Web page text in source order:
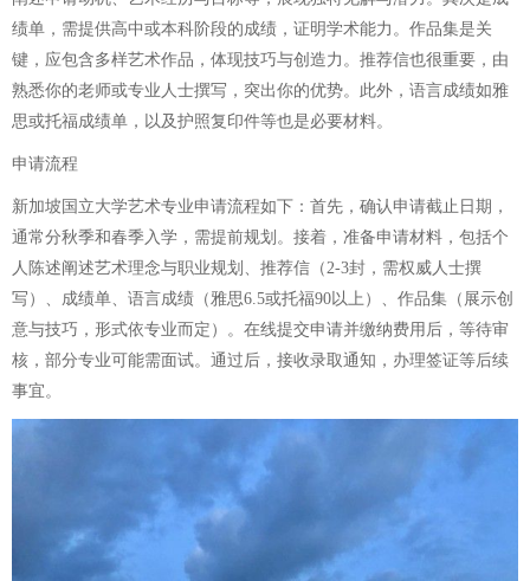
绩单，需提供高中或本科阶段的成绩，证明学术能力。作品集是关
键，应包含多样艺术作品，体现技巧与创造力。推荐信也很重要，由
熟悉你的老师或专业人士撰写，突出你的优势。此外，语言成绩如雅
思或托福成绩单，以及护照复印件等也是必要材料。
申请流程
新加坡国立大学艺术专业申请流程如下：首先，确认申请截止日期，
通常分秋季和春季入学，需提前规划。接着，准备申请材料，包括个
人陈述阐述艺术理念与职业规划、推荐信（2-3封，需权威人士撰
写）、成绩单、语言成绩（雅思6.5或托福90以上）、作品集（展示创
意与技巧，形式依专业而定）。在线提交申请并缴纳费用后，等待审
核，部分专业可能需面试。通过后，接收录取通知，办理签证等后续
事宜。